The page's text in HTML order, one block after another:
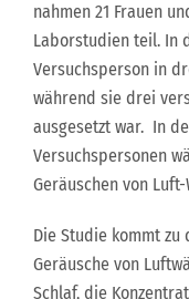
nahmen 21 Frauen
Laborstudien teil. In
Versuchsperson in
während sie drei
ausgesetzt war. In
Versuchspersonen
Geräuschen von
Die Studie kommt
Geräusche von
Schlaf, die